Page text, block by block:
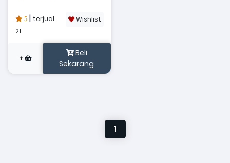
5 | terjual
21
Wishlist
+
Beli
Sekarang
1